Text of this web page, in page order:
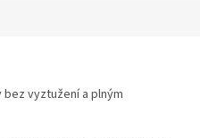
vyztužení a plným